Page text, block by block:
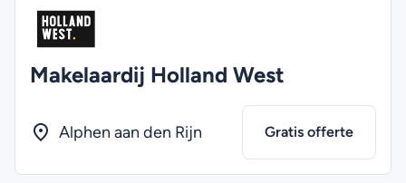
Makelaardij Holland West
Alphen aan den Rijn Gratis offerte